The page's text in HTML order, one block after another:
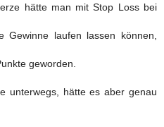
hätte man mit Stop Loss bei
Gewinne laufen lassen können,
geworden.
unterwegs, hätte es aber genau